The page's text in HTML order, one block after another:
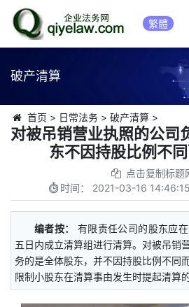
繁體
破产清算
首页 > 日常法务> 破产清算>
对被吊销营业执照的公司
东不因持股比例不
点击复制标题
时间： 2021-03-16 14:46:15
编者按：
有限责任公司的股东应
五日内成立清算组进行清算。对被吊销
务的是全体股东，并不因持股比例不同
限制小股东在清算事由发生时提起清算的